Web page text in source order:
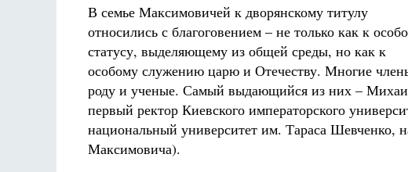
В семье Максимовичей к дворянскому титулу
относились с благоговением – не только как к
статусу, выделяющему из общей среды, но как к
особому служению царю и Отечеству. Многие
роду и ученые. Самый выдающийся из них –
первый ректор Киевского императорского
национальный университет им. Тараса Шевченко,
Максимовича).